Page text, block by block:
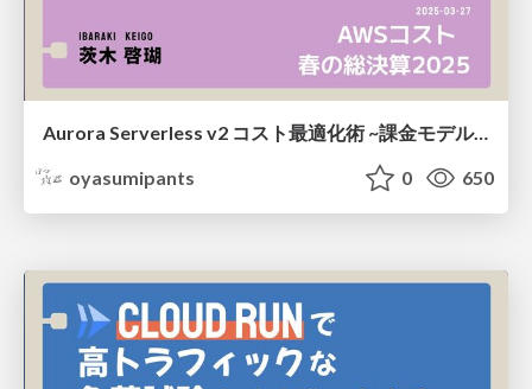
Aurora Serverless v2 コスト最適化術 ~課金モデルの理解から実践まで~
oyasumipants
0 650